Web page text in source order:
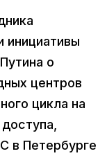
инициативы
о
центров
цикла на
в Петербурге